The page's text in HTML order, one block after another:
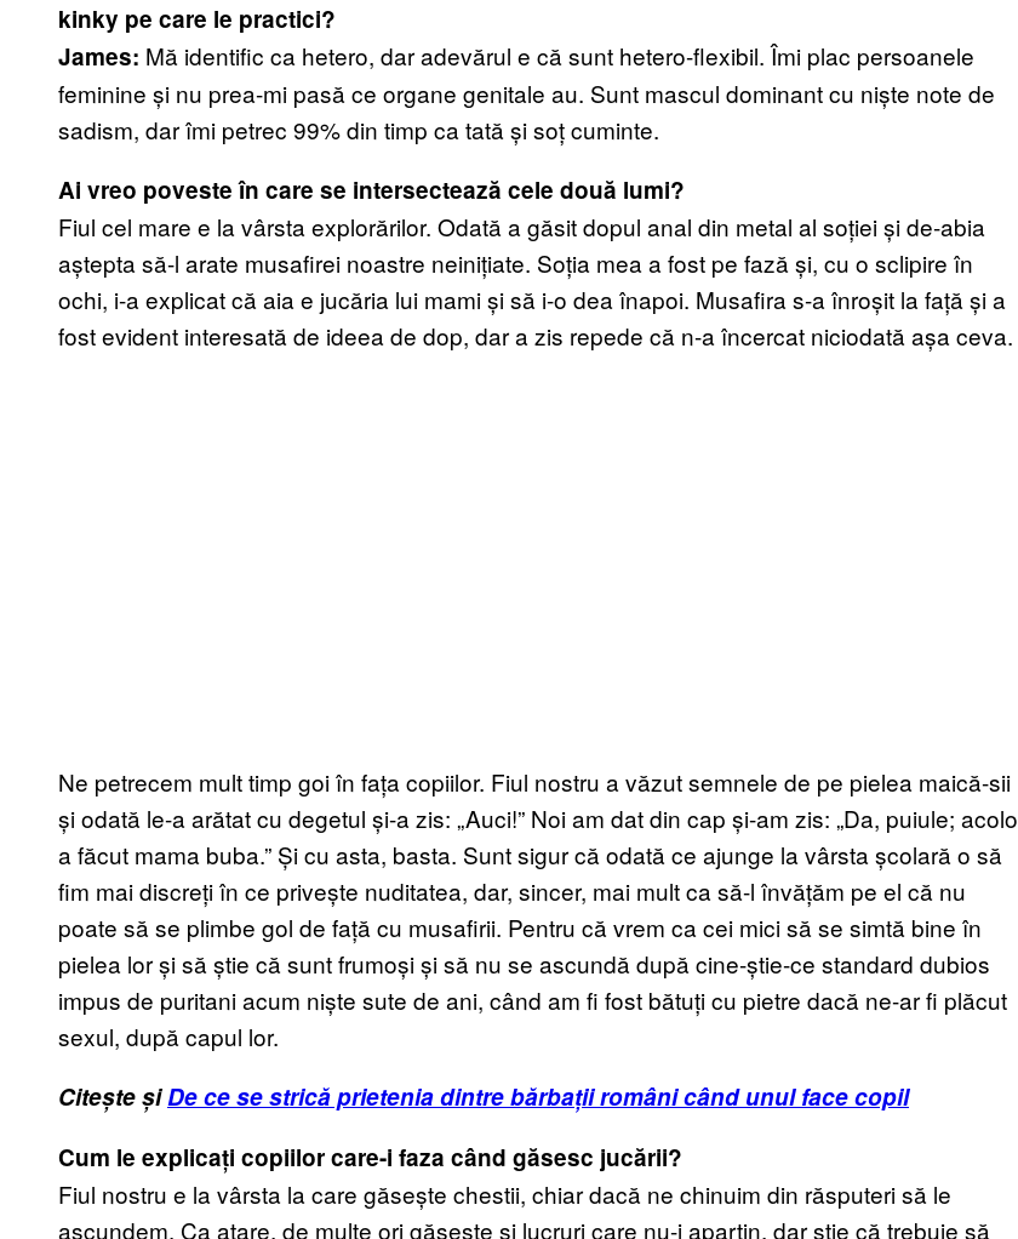
kinky pe care le practici?
James: Mă identific ca hetero, dar adevărul e că sunt hetero-flexibil. Îmi plac persoanele
feminine și nu prea-mi pasă ce organe genitale au. Sunt mascul dominant cu niște note de
sadism, dar îmi petrec 99% din timp ca tată și soț cuminte.
Ai vreo poveste în care se intersectează cele două lumi?
Fiul cel mare e la vârsta explorărilor. Odată a găsit dopul anal din metal al soției și de-abia
aștepta să-l arate musafirei noastre neinițiate. Soția mea a fost pe fază și, cu o sclipire în
ochi, i-a explicat că aia e jucăria lui mami și să i-o dea înapoi. Musafira s-a înroșit la față și a
fost evident interesată de ideea de dop, dar a zis repede că n-a încercat niciodată așa ceva.
Ne petrecem mult timp goi în fața copiilor. Fiul nostru a văzut semnele de pe pielea maică-sii
și odată le-a arătat cu degetul și-a zis: „Auci!” Noi am dat din cap și-am zis: „Da, puiule; acolo
a făcut mama buba.” Și cu asta, basta. Sunt sigur că odată ce ajunge la vârsta școlară o să
fim mai discreți în ce privește nuditatea, dar, sincer, mai mult ca să-l învățăm pe el că nu
poate să se plimbe gol de față cu musafirii. Pentru că vrem ca cei mici să se simtă bine în
pielea lor și să știe că sunt frumoși și să nu se ascundă după cine-știe-ce standard dubios
impus de puritani acum niște sute de ani, când am fi fost bătuți cu pietre dacă ne-ar fi plăcut
sexul, după capul lor.
Citește șiDe ce se strică prietenia dintre bărbații români când unul face copil
Cum le explicați copiilor care-i faza când găsesc jucării?
Fiul nostru e la vârsta la care găsește chestii, chiar dacă ne chinuim din răsputeri să le
ascundem. Ca atare, de multe ori găsește și lucruri care nu-i aparțin, dar știe că trebuie să